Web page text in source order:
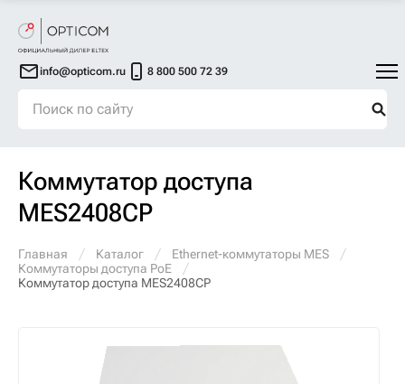
info@opticom.ru 8 800 500 72 39
Коммутатор доступа
MES2408CP
Главная Каталог
Ethernet-коммутаторы MES
Коммутаторы доступа PoE
Коммутатор доступа MES2408CP